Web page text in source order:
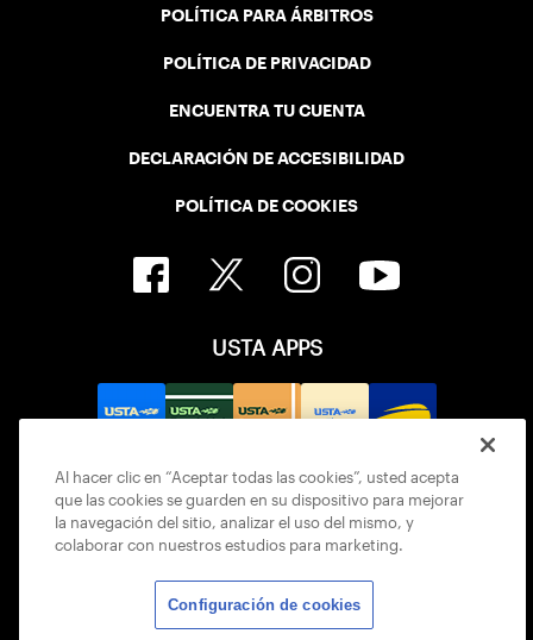
POLÍTICA PARA ÁRBITROS
POLÍTICA DE PRIVACIDAD
ENCUENTRA TU CUENTA
DECLARACIÓN DE ACCESIBILIDAD
POLÍTICA DE COOKIES
USTA APPS
Al hacer clic en “Aceptar todas las cookies”, usted acepta
que las cookies se guarden en su dispositivo para mejorar
la navegación del sitio, analizar el uso del mismo, y
colaborar con nuestros estudios para marketing.
Configuración de cookies